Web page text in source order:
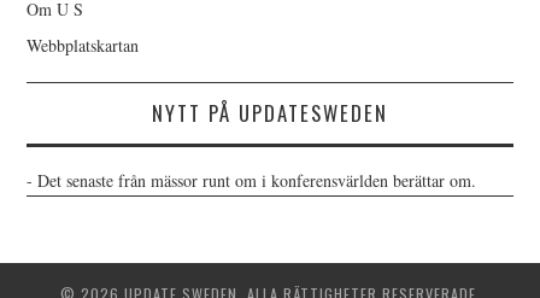
Om U S
Webbplatskartan
NYTT PÅ UPDATESWEDEN
- Det senaste från mässor runt om i konferensvärlden berättar om.
© 2026 UPDATE SWEDEN. ALLA RÄTTIGHETER RESERVERADE.